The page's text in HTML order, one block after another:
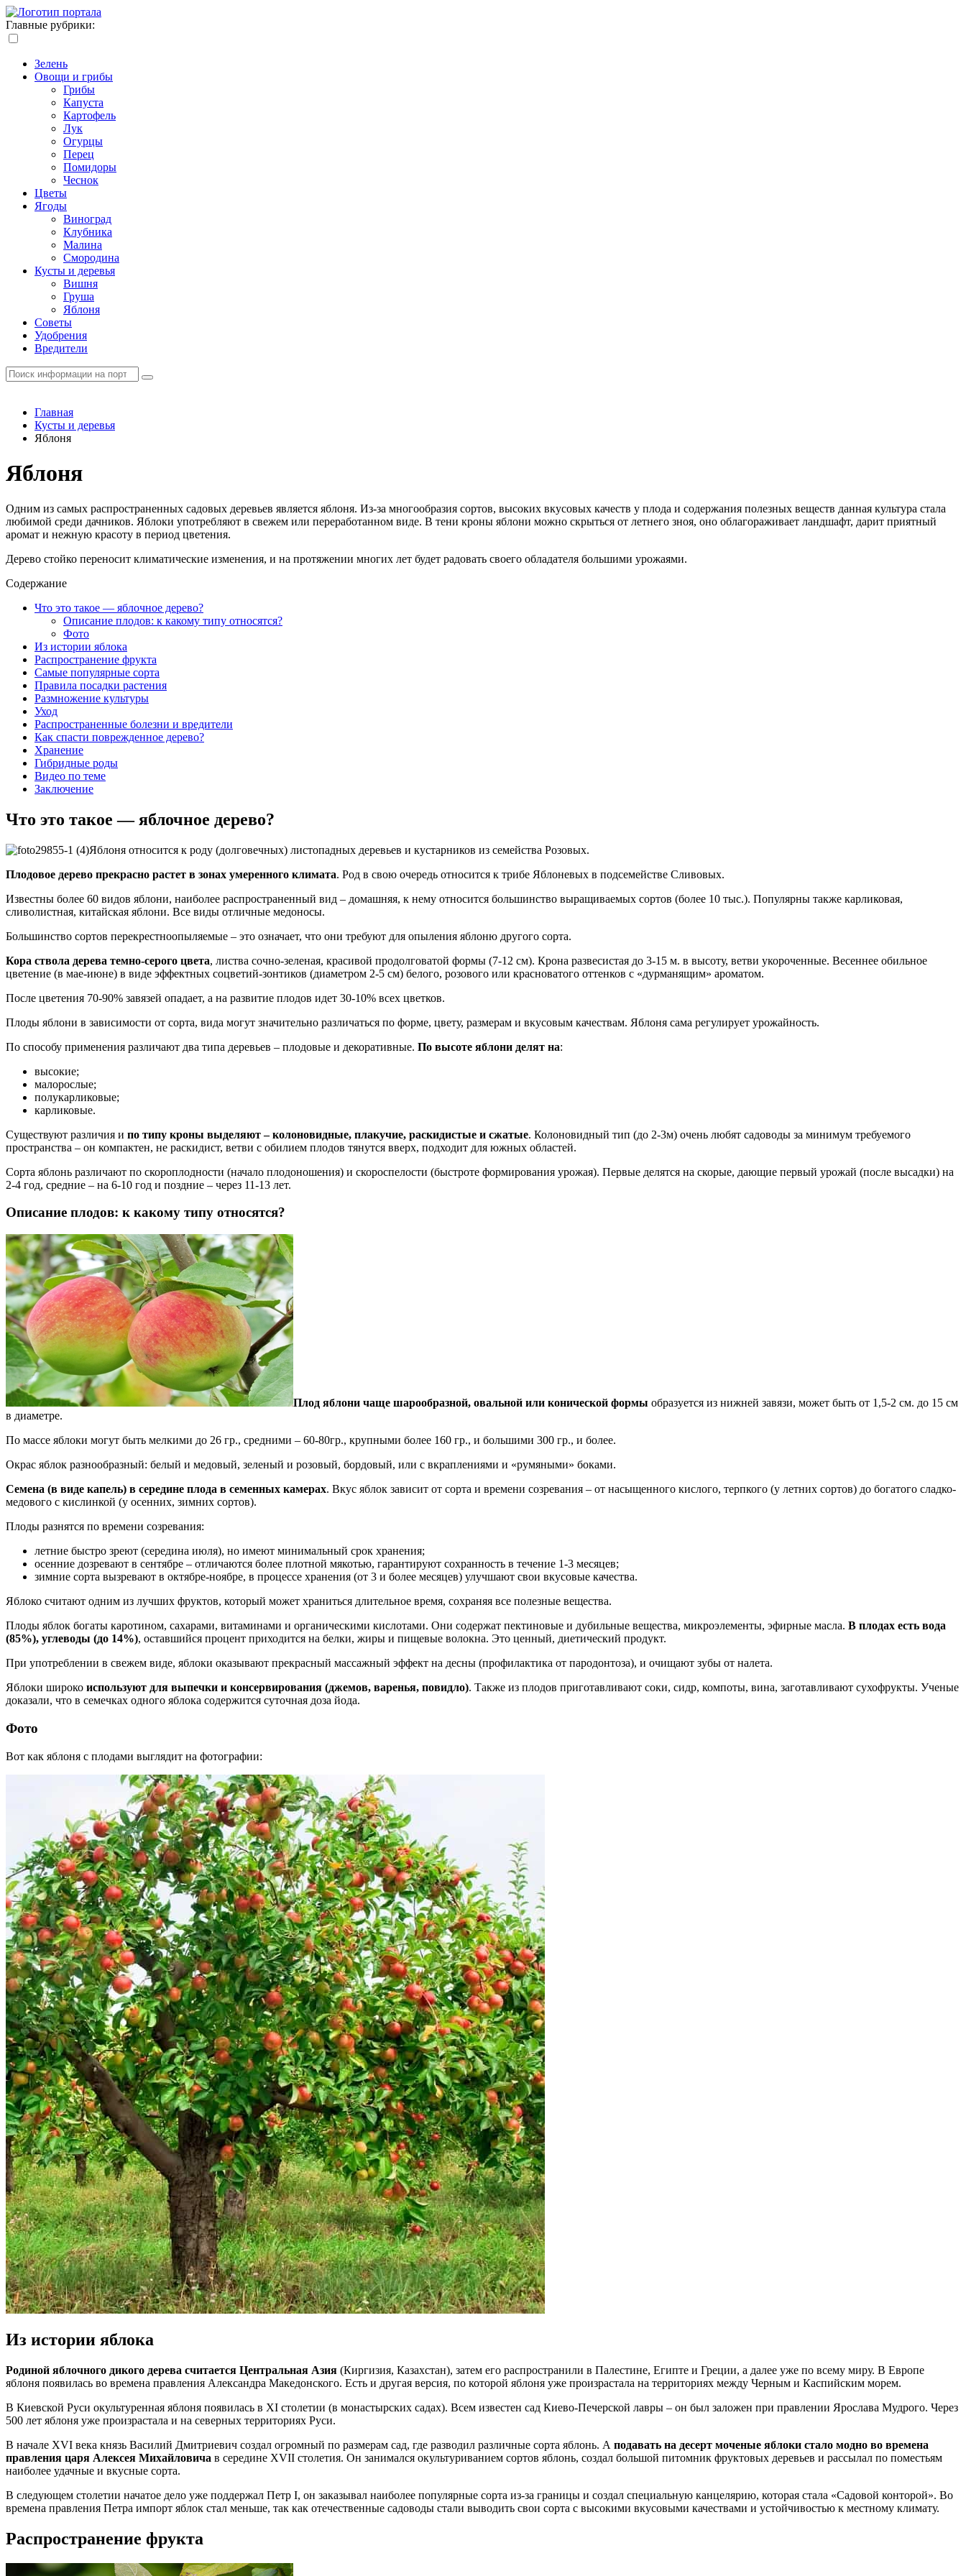
Главные рубрики:
Зелень
Овощи и грибы
Грибы
Капуста
Картофель
Лук
Огурцы
Перец
Помидоры
Чеснок
Цветы
Ягоды
Виноград
Клубника
Малина
Смородина
Кусты и деревья
Вишня
Груша
Яблоня
Советы
Удобрения
Вредители
Главная
Кусты и деревья
Яблоня
Яблоня
Одним из самых распространенных садовых деревьев является яблоня. Из-за многообразия сортов, высоких вкусовых качеств у плода и содержания полезных веществ данная культура стала
любимой среди дачников. Яблоки употребляют в свежем или переработанном виде. В тени кроны яблони можно скрыться от летнего зноя, оно облагораживает ландшафт, дарит приятный
аромат и нежную красоту в период цветения.
Дерево стойко переносит климатические изменения, и на протяжении многих лет будет радовать своего обладателя большими урожаями.
Содержание
Что это такое — яблочное дерево?
Описание плодов: к какому типу относятся?
Фото
Из истории яблока
Распространение фрукта
Самые популярные сорта
Правила посадки растения
Размножение культуры
Уход
Распространенные болезни и вредители
Как спасти поврежденное дерево?
Хранение
Гибридные роды
Видео по теме
Заключение
Что это такое — яблочное дерево?
Яблоня относится к роду (долговечных) листопадных деревьев и кустарников из семейства Розовых.
Плодовое дерево прекрасно растет в зонах умеренного климата. Род в свою очередь относится к трибе Яблоневых в подсемействе Сливовых.
Известны более 60 видов яблони, наиболее распространенный вид – домашняя, к нему относится большинство выращиваемых сортов (более 10 тыс.). Популярны также карликовая,
сливолистная, китайская яблони. Все виды отличные медоносы.
Большинство сортов перекрестноопыляемые – это означает, что они требуют для опыления яблоню другого сорта.
Кора ствола дерева темно-серого цвета, листва сочно-зеленая, красивой продолговатой формы (7-12 см). Крона развесистая до 3-15 м. в высоту, ветви укороченные. Весеннее обильное
цветение (в мае-июне) в виде эффектных соцветий-зонтиков (диаметром 2-5 см) белого, розового или красноватого оттенков с «дурманящим» ароматом.
После цветения 70-90% завязей опадает, а на развитие плодов идет 30-10% всех цветков.
Плоды яблони в зависимости от сорта, вида могут значительно различаться по форме, цвету, размерам и вкусовым качествам. Яблоня сама регулирует урожайность.
По способу применения различают два типа деревьев – плодовые и декоративные. По высоте яблони делят на:
высокие;
малорослые;
полукарликовые;
карликовые.
Существуют различия и по типу кроны выделяют – колоновидные, плакучие, раскидистые и сжатые. Колоновидный тип (до 2-3м) очень любят садоводы за минимум требуемого
пространства – он компактен, не раскидист, ветви с обилием плодов тянутся вверх, подходит для южных областей.
Сорта яблонь различают по скороплодности (начало плодоношения) и скороспелости (быстроте формирования урожая). Первые делятся на скорые, дающие первый урожай (после высадки) на
2-4 год, средние – на 6-10 год и поздние – через 11-13 лет.
Описание плодов: к какому типу относятся?
Плод яблони чаще шарообразной, овальной или конической формы образуется из нижней завязи, может быть от 1,5-2 см. до 15 см
в диаметре.
По массе яблоки могут быть мелкими до 26 гр., средними – 60-80гр., крупными более 160 гр., и большими 300 гр., и более.
Окрас яблок разнообразный: белый и медовый, зеленый и розовый, бордовый, или с вкраплениями и «румяными» боками.
Семена (в виде капель) в середине плода в семенных камерах. Вкус яблок зависит от сорта и времени созревания – от насыщенного кислого, терпкого (у летних сортов) до богатого сладко-
медового с кислинкой (у осенних, зимних сортов).
Плоды разнятся по времени созревания:
летние быстро зреют (середина июля), но имеют минимальный срок хранения;
осенние дозревают в сентябре – отличаются более плотной мякотью, гарантируют сохранность в течение 1-3 месяцев;
зимние сорта вызревают в октябре-ноябре, в процессе хранения (от 3 и более месяцев) улучшают свои вкусовые качества.
Яблоко считают одним из лучших фруктов, который может храниться длительное время, сохраняя все полезные вещества.
Плоды яблок богаты каротином, сахарами, витаминами и органическими кислотами. Они содержат пектиновые и дубильные вещества, микроэлементы, эфирные масла. В плодах есть вода
(85%), углеводы (до 14%), оставшийся процент приходится на белки, жиры и пищевые волокна. Это ценный, диетический продукт.
При употреблении в свежем виде, яблоки оказывают прекрасный массажный эффект на десны (профилактика от пародонтоза), и очищают зубы от налета.
Яблоки широко используют для выпечки и консервирования (джемов, варенья, повидло). Также из плодов приготавливают соки, сидр, компоты, вина, заготавливают сухофрукты. Ученые
доказали, что в семечках одного яблока содержится суточная доза йода.
Фото
Вот как яблоня с плодами выглядит на фотографии:
Из истории яблока
Родиной яблочного дикого дерева считается Центральная Азия (Киргизия, Казахстан), затем его распространили в Палестине, Египте и Греции, а далее уже по всему миру. В Европе
яблоня появилась во времена правления Александра Македонского. Есть и другая версия, по которой яблоня уже произрастала на территориях между Черным и Каспийским морем.
В Киевской Руси окультуренная яблоня появилась в XI столетии (в монастырских садах). Всем известен сад Киево-Печерской лавры – он был заложен при правлении Ярослава Мудрого. Через
500 лет яблоня уже произрастала и на северных территориях Руси.
В начале XVI века князь Василий Дмитриевич создал огромный по размерам сад, где разводил различные сорта яблонь. А подавать на десерт моченые яблоки стало модно во времена
правления царя Алексея Михайловича в середине XVII столетия. Он занимался окультуриванием сортов яблонь, создал большой питомник фруктовых деревьев и рассылал по поместьям
наиболее удачные и вкусные сорта.
В следующем столетии начатое дело уже поддержал Петр I, он заказывал наиболее популярные сорта из-за границы и создал специальную канцелярию, которая стала «Садовой конторой». Во
времена правления Петра импорт яблок стал меньше, так как отечественные садоводы стали выводить свои сорта с высокими вкусовыми качествами и устойчивостью к местному климату.
Распространение фрукта